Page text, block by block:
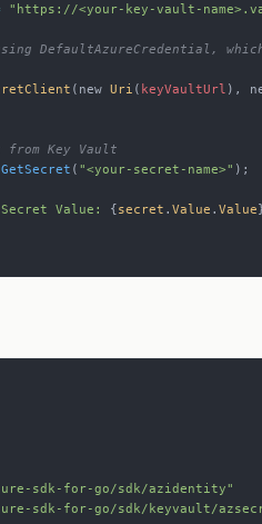
"https://<your-key-vault-
(new Uri ( keyVaultUrl
from Key Vault
GetSecret ( "<your-secret-name>" );
Value: {secret . Value . Value
sdk-for-go/sdk/azidentity"
sdk-for-go/sdk/keyvault/